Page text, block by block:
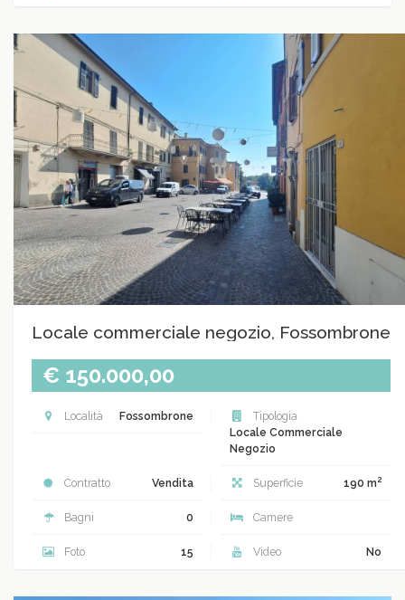
Locale commerciale negozio, Fossombrone
€ 150.000,00
Località Fossombrone
Tipologia
Locale Commerciale
Negozio
Contratto Vendita Superficie 190 m2
Bagni 0 Camere
Foto 15 Video No